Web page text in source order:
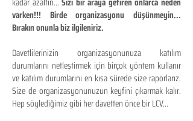
varken!!! Birde organizasyonu düşünmeyin...
Bırakın onunla biz ilgileniriz.
Davetlilerinizin organizasyonunuza katılım
durumlarını netleştirmek için birçok yöntem kullanır
ve katılım durumlarını en kısa sürede size raporlarız.
Size de organizasyonunuzun keyfini çıkarmak kalır.
Hep söylediğimiz gibi her davetten önce bir LCV...